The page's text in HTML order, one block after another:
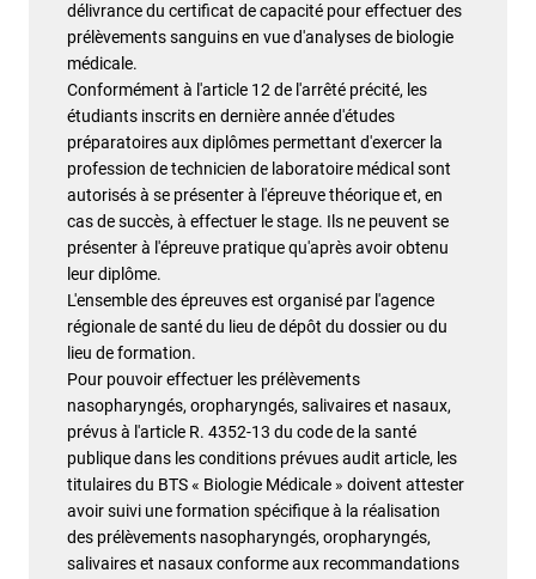
délivrance du certificat de capacité pour effectuer des
prélèvements sanguins en vue d'analyses de biologie
médicale.
Conformément à l'article 12 de l'arrêté précité, les
étudiants inscrits en dernière année d'études
préparatoires aux diplômes permettant d'exercer la
profession de technicien de laboratoire médical sont
autorisés à se présenter à l'épreuve théorique et, en
cas de succès, à effectuer le stage. Ils ne peuvent se
présenter à l'épreuve pratique qu'après avoir obtenu
leur diplôme.
L'ensemble des épreuves est organisé par l'agence
régionale de santé du lieu de dépôt du dossier ou du
lieu de formation.
Pour pouvoir effectuer les prélèvements
nasopharyngés, oropharyngés, salivaires et nasaux,
prévus à l'article R. 4352-13 du code de la santé
publique dans les conditions prévues audit article, les
titulaires du BTS « Biologie Médicale » doivent attester
avoir suivi une formation spécifique à la réalisation
des prélèvements nasopharyngés, oropharyngés,
salivaires et nasaux conforme aux recommandations